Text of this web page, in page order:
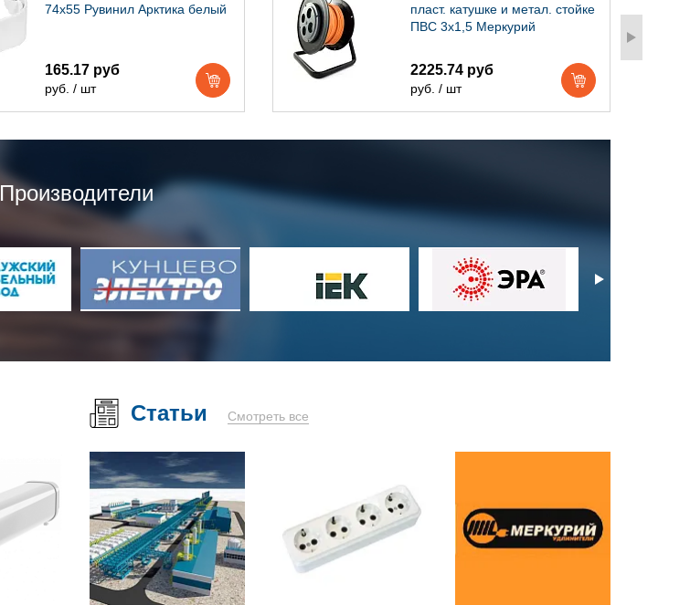
74х55 Рувинил Арктика белый
165.17 руб
руб. / шт
пласт. катушке и метал. стойке
ПВС 3х1,5 Меркурий
2225.74 руб
руб. / шт
Производители
Статьи Смотреть все